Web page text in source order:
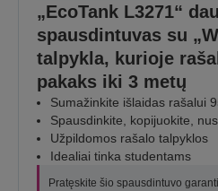
„EcoTank L3271“
spausdintuvas su
talpykla, kurioje
pakaks iki 3 metų
Sumažinkite išlaidas rašalui
Spausdinkite, kopijuokite,
Užpildomos rašalo talpyklos
Idealiai tinka studentams
Pratęskite šio spausdintuvo